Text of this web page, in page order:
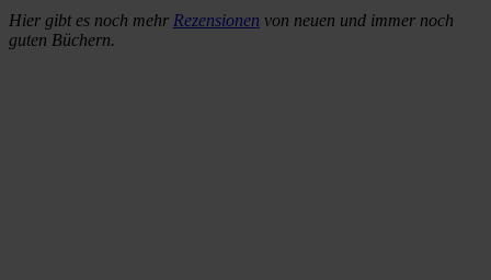
Hier gibt es noch mehr Rezensionen von neuen und immer noch
guten Büchern.